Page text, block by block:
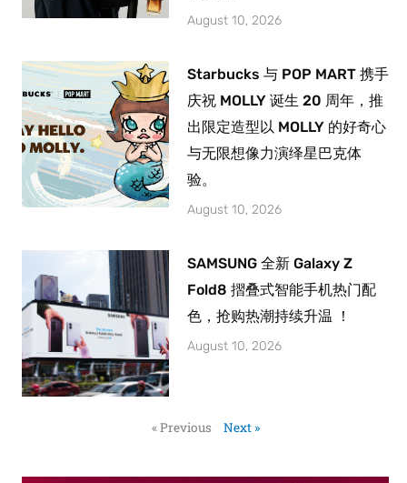
August 10, 2026
Starbucks 与 POP MART 携手
庆祝 MOLLY 诞生 20 周年，推
出限定造型以 MOLLY 的好奇心
与无限想像力演绎星巴克体
验。
August 10, 2026
SAMSUNG 全新 Galaxy Z
Fold8 摺叠式智能手机热门配
色，抢购热潮持续升温 ！
August 10, 2026
« Previous Next »